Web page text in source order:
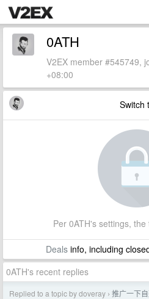
0ATH
V2EX member #545749,
+08:00
Switch
Per 0ATH's settings,
Dealsinfo, including
0ATH's recent replies
Replied to a topic by doveray › 推广一下